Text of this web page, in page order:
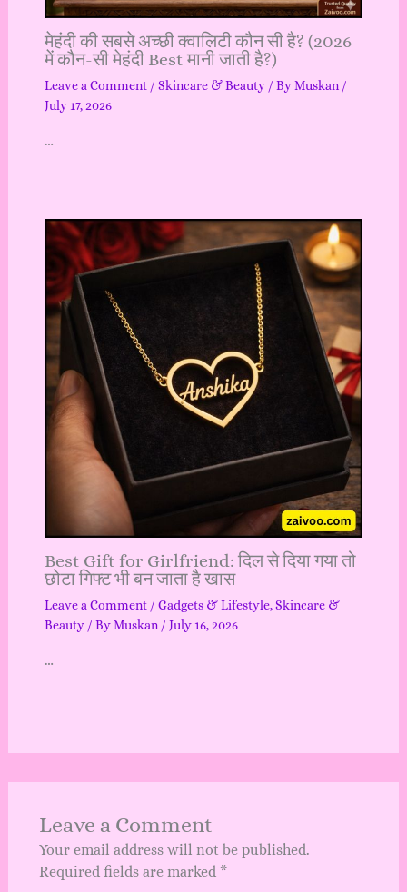
मेहंदी की सबसे अच्छी क्वालिटी कौन सी है? (2026
में कौन-सी मेहंदी Best मानी जाती है?)
Leave a Comment / Skincare & Beauty/ ByMuskan /
July 17, 2026
…
Best Gift for Girlfriend: दिल से दिया गया तो
छोटा गिफ्ट भी बन जाता है खास
Leave a Comment / Gadgets & Lifestyle,Skincare &
Beauty/ ByMuskan / July 16, 2026
…
Leave a Comment
Your email address will not be published.
Required fields are marked *